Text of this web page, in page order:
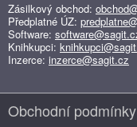
Zásilkový obchod:
Předplatné ÚZ:
Software:
Knihkupci:
Inzerce: inzerce@sagit.cz
Obchodní podmínky